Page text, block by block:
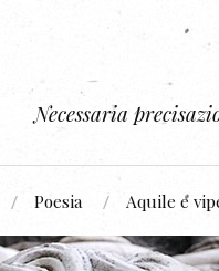
Necessaria
Poesia Aquile e